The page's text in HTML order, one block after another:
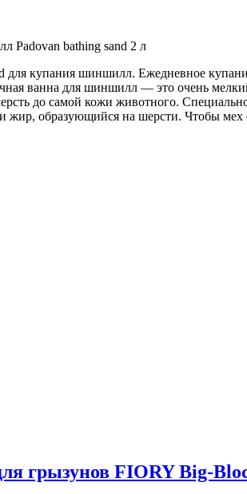
Padovan bathing sand 2 л
для купания шиншилл. Ежедневное
ванна для шиншилл — это очень
до самой кожи животного.
жир, образующийся на шерсти. Чтобы мех
грызунов FIORY Big-